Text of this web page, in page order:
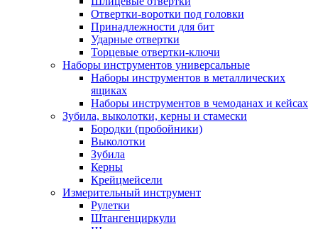
Отвертки-воротки под головки
Принадлежности для бит
Ударные отвертки
Торцевые отвертки-ключи
Наборы инструментов универсальные
Наборы инструментов в металлических
ящиках
Наборы инструментов в чемоданах и кейсах
Зубила, выколотки, керны и стамески
Бородки (пробойники)
Выколотки
Зубила
Керны
Крейцмейсели
Измерительный инструмент
Рулетки
Штангенциркули